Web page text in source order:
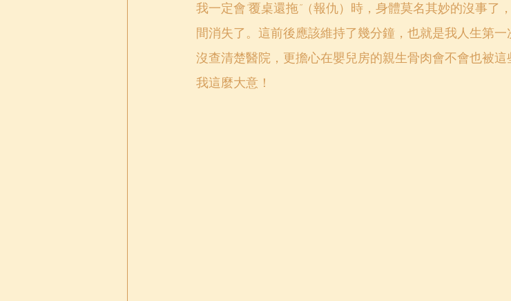
我一定會"覆桌還拖"（報仇）時，身體莫名其妙的沒事了
間消失了。這前後應該維持了幾分鐘，也就是我人生第
沒查清楚醫院，更擔心在嬰兒房的親生骨肉會不會也被
我這麼大意！